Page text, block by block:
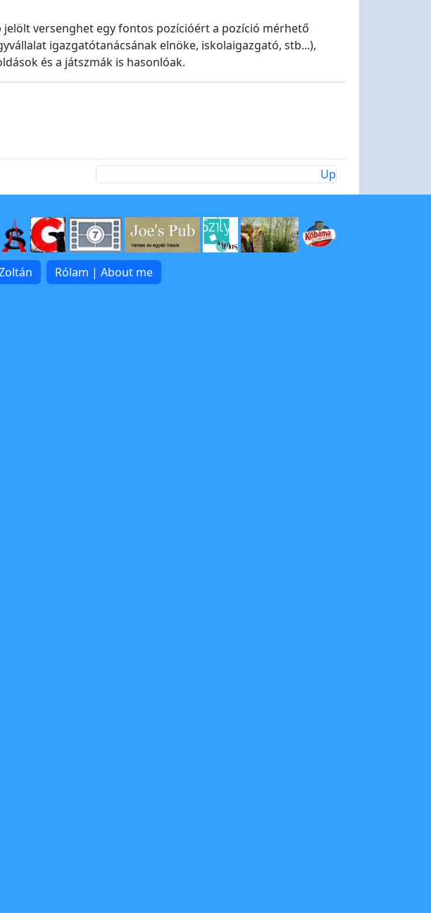
versenghet egy fontos pozícióért a pozíció mérhető
igazgatótanácsának elnöke, iskolaigazgató, stb...),
és a játszmák is hasonlóak.
Up
Rólam | About me